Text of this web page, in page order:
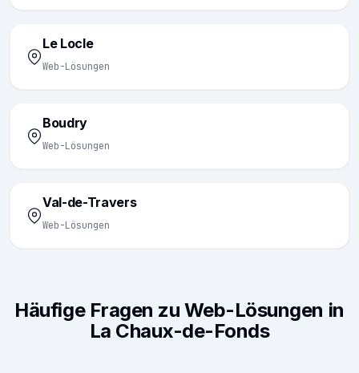
Le Locle
Web-Lösungen
Boudry
Web-Lösungen
Val-de-Travers
Web-Lösungen
Häufige Fragen zu Web-Lösungen in
La Chaux-de-Fonds